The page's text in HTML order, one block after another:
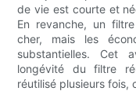
de vie est courte et
En revanche, un
cher, mais les
substantielles. Cet
longévité du filtre
réutilisé plusieurs fois,